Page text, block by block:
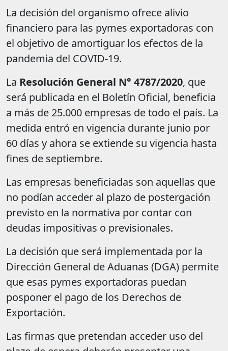
La decisión del organismo ofrece alivio
financiero para las pymes exportadoras con
el objetivo de amortiguar los efectos de la
pandemia del COVID-19.
La Resolución General N° 4787/2020, que
será publicada en el Boletín Oficial, beneficia
a más de 25.000 empresas de todo el país. La
medida entró en vigencia durante junio por
60 días y ahora se extiende su vigencia hasta
fines de septiembre.
Las empresas beneficiadas son aquellas que
no podían acceder al plazo de postergación
previsto en la normativa por contar con
deudas impositivas o previsionales.
La decisión que será implementada por la
Dirección General de Aduanas (DGA) permite
que esas pymes exportadoras puedan
posponer el pago de los Derechos de
Exportación.
Las firmas que pretendan acceder uso del